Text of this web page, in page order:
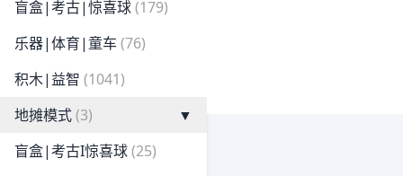
盲盒|考古|惊喜球(179)
乐器|体育|童车 (76)
积木|益智 (1041)
地摊模式(3)
▼
盲盒|考古I惊喜球(25)